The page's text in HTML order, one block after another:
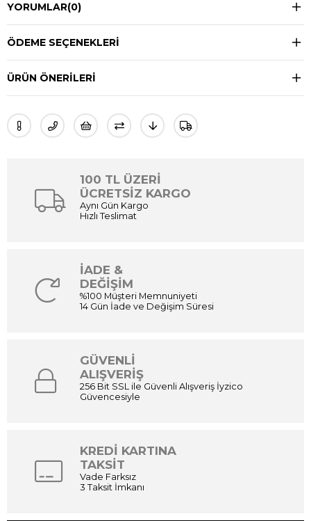
YORUMLAR(0)
ÖDEME SEÇENEKLERI
ÜRÜN ÖNERILERI
100 TL ÜZERİ
ÜCRETSİZ KARGO
Aynı Gün Kargo
Hızlı Teslimat
İADE &
DEĞİŞİM
%100 Müşteri Memnuniyeti
14 Gün İade ve Değişim Süresi
GÜVENLİ
ALIŞVERİŞ
256 Bit SSL ile Güvenli Alışveriş İyzico
Güvencesiyle
KREDİ KARTINA
TAKSİT
Vade Farksız
3 Taksit İmkanı